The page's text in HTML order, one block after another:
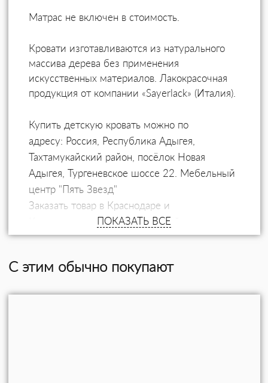
Матрас не включен в стоимость.
Кровати изготавливаются из натурального
массива дерева без применения
искусственных материалов. Лакокрасочная
продукция от компании «Sayerlack» (Италия).
Купить детскую кровать можно по
адресу: Россия, Республика Адыгея,
Тахтамукайский район, посёлок Новая
Адыгея, Тургеневское шоссе 22. Мебельный
центр "Пять Звезд"
Заказать товар в Краснодаре и
Краснодарском крае с доставкой можно
через форму обратной связи или по
Доставка по Краснодару, Краснодарскому
ПОКАЗАТЬ ВСЕ
С этим обычно покупают